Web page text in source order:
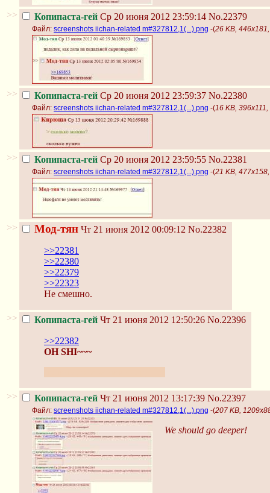
>> Копипаста-гей Ср 20 июня 2012 23:59:14 No.22379
Файл: screenshots iichan-related m#327812,1(...).png -(26 KB,
>> Копипаста-гей Ср 20 июня 2012 23:59:37 No.22380
Файл: screenshots iichan-related m#327812,1(...).png -(16 KB,
>> Копипаста-гей Ср 20 июня 2012 23:59:55 No.22381
Файл: screenshots iichan-related m#327812,1(...).png -(21 KB,
>> Мод-тян Чт 21 июня 2012 00:09:12 No.22382
>>22381
>>22380
>>22379
>>22323
Не смешно.
>> Копипаста-гей Чт 21 июня 2012 12:50:26 No.22396
>>22382
OH SHI~~~
>> Копипаста-гей Чт 21 июня 2012 13:17:39 No.22397
Файл: screenshots iichan-related m#327812,1(...).png -(207 KB,
We should go deeper!